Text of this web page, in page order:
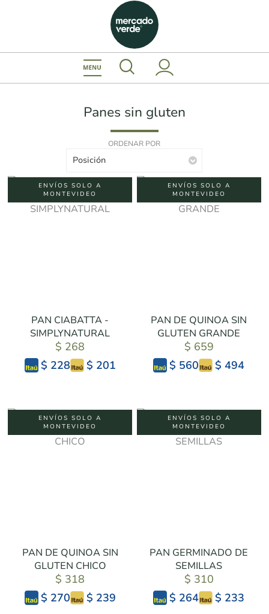
Panes sin gluten
ORDENAR POR
Posición
ENVÍOS SOLO A
MONTEVIDEO
PAN CIABATTA -
SIMPLYNATURAL
$ 268
$ 228
$ 201
ENVÍOS SOLO A
MONTEVIDEO
PAN DE QUINOA SIN
GLUTEN GRANDE
$ 659
$ 560
$ 494
ENVÍOS SOLO A
MONTEVIDEO
PAN DE QUINOA SIN
GLUTEN CHICO
$ 318
$ 270
$ 239
ENVÍOS SOLO A
MONTEVIDEO
PAN GERMINADO DE
SEMILLAS
$ 310
$ 264
$ 233